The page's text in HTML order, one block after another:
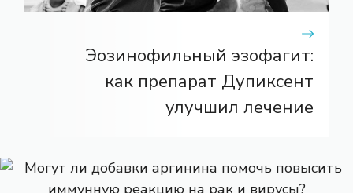
Эозинофильный эзофагит:
как препарат Дупиксент
улучшил лечение